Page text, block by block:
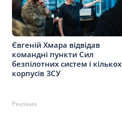
Євгеній Хмара відвідав
командні пункти Сил
безпілотних систем і кількох
корпусів ЗСУ
Реклама